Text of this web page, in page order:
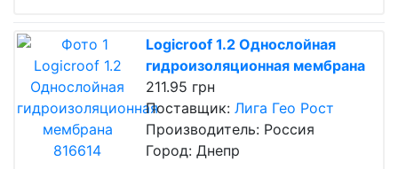
Logicroof 1.2 Однослойная
гидроизоляционная мембрана
211.95 грн
Поставщик: Лига Гео Рост
Производитель: Россия
Город: Днепр